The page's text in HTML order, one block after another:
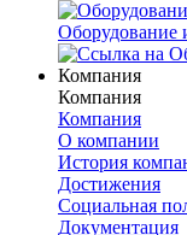
Оборудование
Компания
Компания
Компания
О компании
История
Достижения
Социальная
Документация